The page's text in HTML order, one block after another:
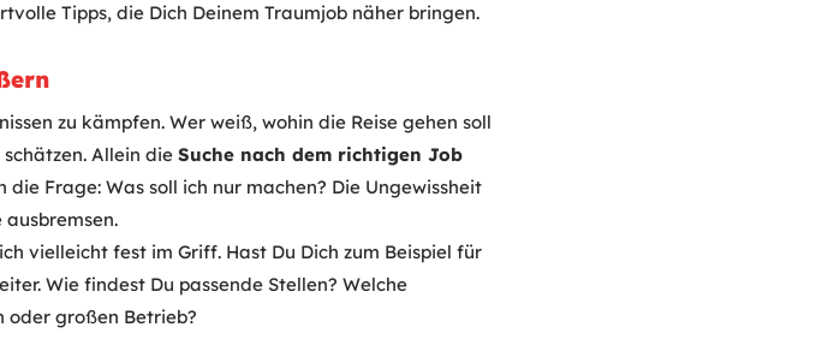
Tipps, die Dich Deinem Traumjob näher bringen.
zu kämpfen. Wer weiß, wohin die Reise gehen soll
Allein dieSuche nach dem richtigen Job
die Frage: Was soll ich nur machen? Die Ungewissheit
vielleicht fest im Griff. Hast Du Dich zum Beispiel für
Wie findest Du passende Stellen? Welche
oder großen Betrieb?